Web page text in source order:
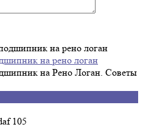
на рено логан
на Рено Логан. Советы